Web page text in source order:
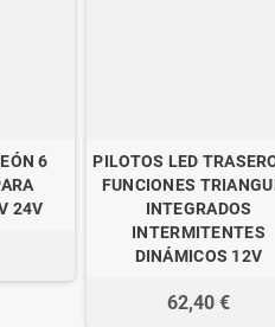
6
24V
PILOTOS LED
FUNCIONES
INTEGRADOS
INTERMITENTES
DINÁMICOS 12V
62,40 €